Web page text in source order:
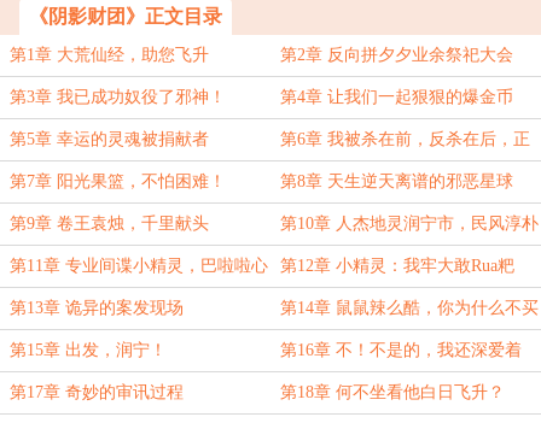
《阴影财团》正文目录
第1章 大荒仙经，助您飞升 第2章 反向拼夕夕业余祭祀大会
第3章 我已成功奴役了邪神！ 第4章 让我们一起狠狠的爆金币
吧！
第5章 幸运的灵魂被捐献者 第6章 我被杀在前，反杀在后，正
当防卫！
第7章 阳光果篮，不怕困难！ 第8章 天生逆天离谱的邪恶星球
第9章 卷王袁烛，千里献头 第10章 人杰地灵润宁市，民风淳朴
太息城
第11章 专业间谍小精灵，巴啦啦心
灵导师。
第12章 小精灵：我牢大敢Rua粑
粑！
第13章 诡异的案发现场 第14章 鼠鼠辣么酷，你为什么不买
一个呢？
第15章 出发，润宁！ 第16章 不！不是的，我还深爱着
她！
第17章 奇妙的审讯过程 第18章 何不坐看他白日飞升？